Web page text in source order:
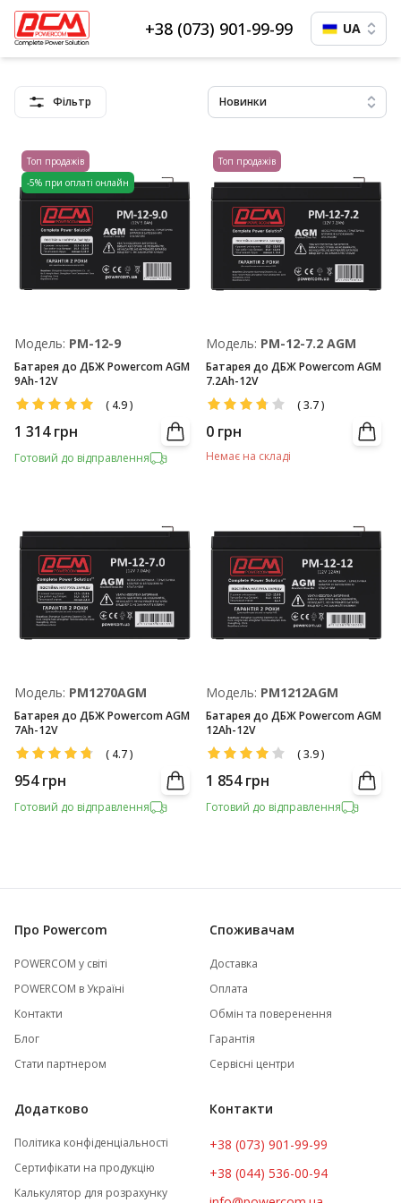
+38 (073) 901-99-99 UA
Фільтр Новинки
Топ продажів
-5% при оплаті онлайн
Модель: PM-12-9
Батарея до ДБЖ Powercom AGM
9Ah-12V
( 4.9)
1 314 грн
Готовий до відправлення
Топ продажів
Модель: PM-12-7.2 AGM
Батарея до ДБЖ Powercom AGM
7.2Ah-12V
(3.7)
0 грн
Немає на складі
Модель: PM1270AGM
Батарея до ДБЖ Powercom AGM
7Ah-12V
( 4.7)
954 грн
Готовий до відправлення
Модель: PM1212AGM
Батарея до ДБЖ Powercom AGM
12Ah-12V
(3.9)
1 854 грн
Готовий до відправлення
Про Powercom
POWERCOM у світі
POWERCOM в Україні
Контакти
Блог
Стати партнером
Споживачам
Доставка
Оплата
Обмін та поверенення
Гарантія
Сервісні центри
Додатково
Політика конфіденціальності
Сертифікати на продукцію
Калькулятор для розрахунку
Контакти
+38 (073) 901-99-99
+38 (044) 536-00-94